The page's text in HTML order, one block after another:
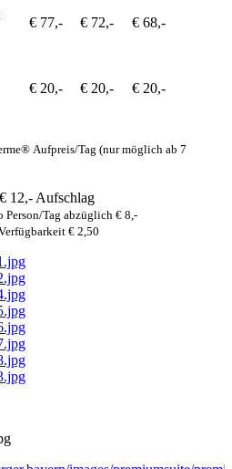
€ 77,- € 72,- € 68,-
€ 20,- € 20,- € 20,-
Aufpreis/Tag (nur möglich ab 7
12,- Aufschlag
Person/Tag abzüglich € 8,-
€ 2,50